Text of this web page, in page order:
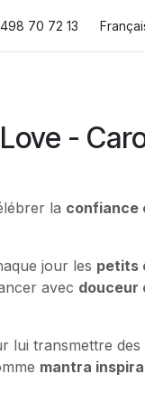
70 72 13
-
la confiance
jour les petits
avec douceur
lui transmettre des
mantra